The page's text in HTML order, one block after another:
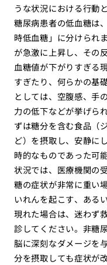
うな状況における行動
糖尿病患者の低血糖は
時低血糖」に分けられ
が急激に上昇し、その
血糖値が下がりすぎる
すぎたり、何らかの基
としては、空腹感、手
力の低下などが挙げら
ずは糖分を含む食品（
ど）を摂取し、安静に
時的なものであった可
状況では、医療機関の
糖の症状が非常に重い
いれんを起こす、ある
現れた場合は、迷わず
診してください。非糖
脳に深刻なダメージを
分を摂取しても症状が